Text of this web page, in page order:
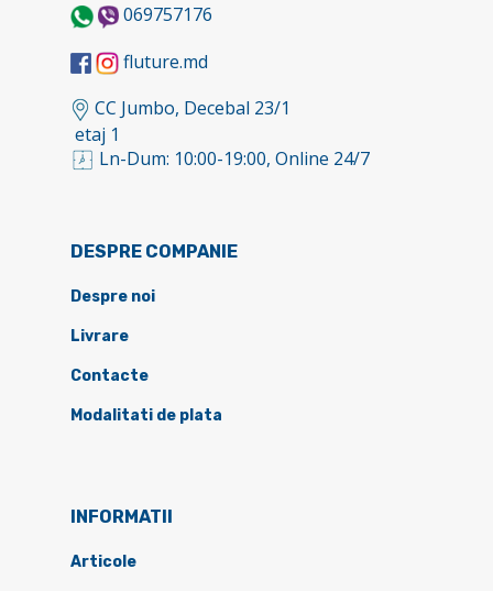
069757176
fluture.md
CC Jumbo, Decebal 23/1
etaj 1
Ln-Dum: 10:00-19:00, Online 24/7
DESPRE COMPANIE
Despre noi
Livrare
Contacte
Modalitati de plata
INFORMATII
Articole